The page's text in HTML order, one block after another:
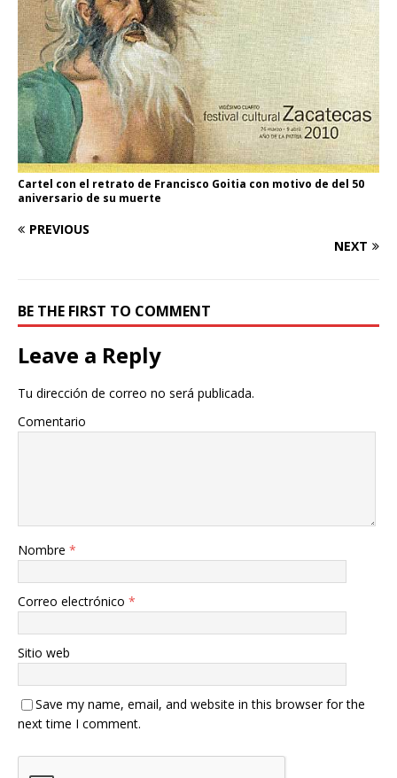
Cartel con el retrato de Francisco Goitia con motivo de del 50
aniversario de su muerte
PREVIOUS
NEXT
BE THE FIRST TO COMMENT
Leave a Reply
Tu dirección de correo no será publicada.
Comentario
Nombre *
Correo electrónico *
Sitio web
Save my name, email, and website in this browser for the
next time I comment.